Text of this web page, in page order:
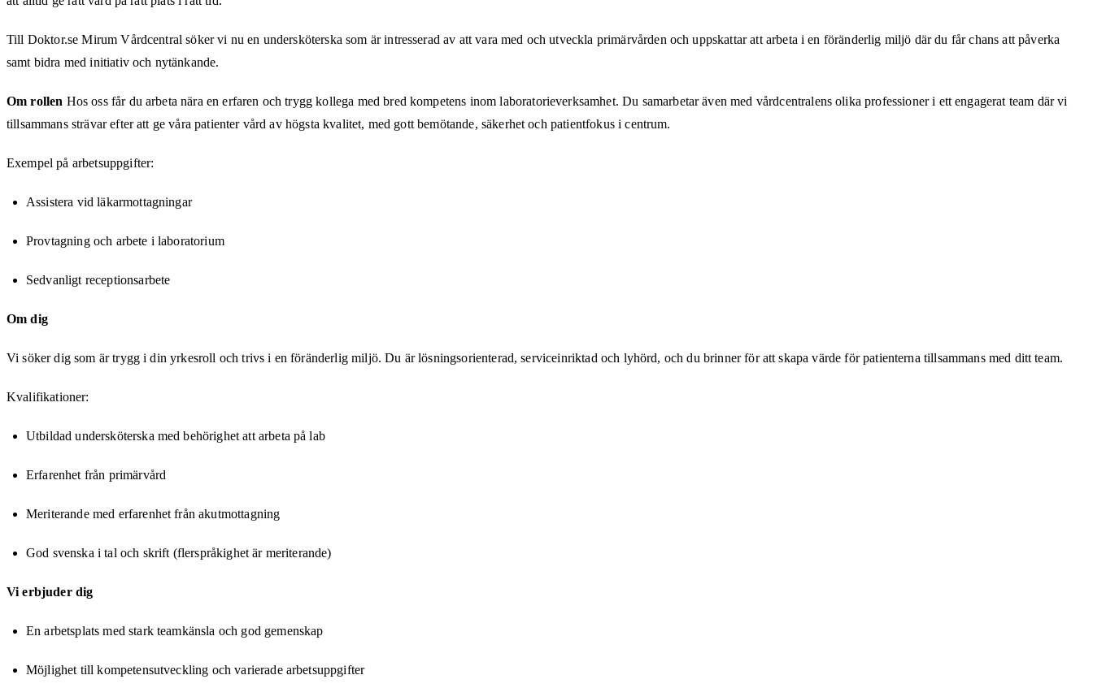
Till Doktor.se Mirum Vårdcentral söker vi nu en undersköterska som är intresserad av att vara med och utveckla primärvården och uppskattar att arbeta i en föränderlig miljö där du får chans att påverka
samt bidra med initiativ och nytänkande.
Om rollen Hos oss får du arbeta nära en erfaren och trygg kollega med bred kompetens inom laboratorieverksamhet. Du samarbetar även med vårdcentralens olika professioner i ett engagerat team där vi
tillsammans strävar efter att ge våra patienter vård av högsta kvalitet, med gott bemötande, säkerhet och patientfokus i centrum.
Exempel på arbetsuppgifter:
Assistera vid läkarmottagningar
Provtagning och arbete i laboratorium
Sedvanligt receptionsarbete
Om dig
Vi söker dig som är trygg i din yrkesroll och trivs i en föränderlig miljö. Du är lösningsorienterad, serviceinriktad och lyhörd, och du brinner för att skapa värde för patienterna tillsammans med ditt team.
Kvalifikationer:
Utbildad undersköterska med behörighet att arbeta på lab
Erfarenhet från primärvård
Meriterande med erfarenhet från akutmottagning
God svenska i tal och skrift (flerspråkighet är meriterande)
Vi erbjuder dig
En arbetsplats med stark teamkänsla och god gemenskap
Möjlighet till kompetensutveckling och varierade arbetsuppgifter